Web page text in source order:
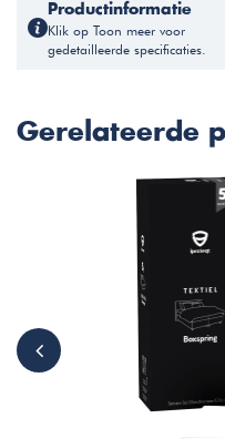
Productinformatie
Klik op Toon meer voor
gedetailleerde specificaties.
Gerelateerde